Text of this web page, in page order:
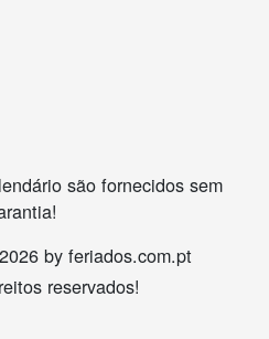
são fornecidos sem
by feriados.com.pt
reservados!